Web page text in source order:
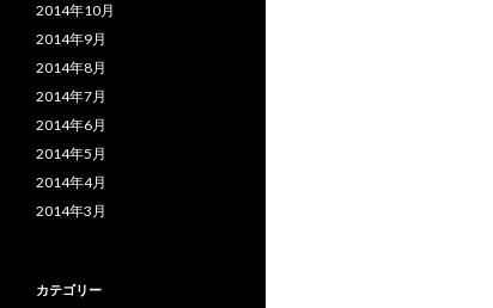
2014年10月
2014年9月
2014年8月
2014年7月
2014年6月
2014年5月
2014年4月
2014年3月
カテゴリー